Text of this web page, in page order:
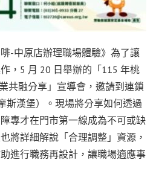
-中原店辦理職場體驗》為了讓
，5 月 20 日舉辦的「115 年桃
共融分享」宣導會，邀請到連鎖
漢堡）。現場將分享如何透過
專才在門市第一線成為不可或缺
將詳細解說「合理調整」資源，
進行職務再設計，讓職場適應事